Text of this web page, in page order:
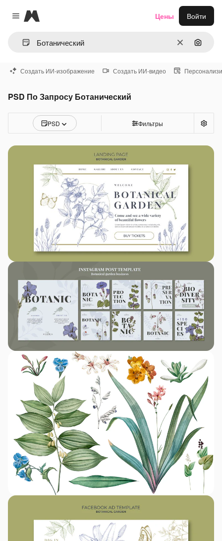
Close menu
Magnific
ОчиститьПоиск
Цены Войти
Создать ИИ-изображение Создать ИИ-видео
PSD По Запросу Ботанический
PSD Фильтры